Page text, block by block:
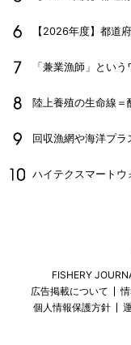
【2026年度】都道
「兼業漁師」とい
陸上養殖の生命線
回収漁網や海洋プ
ハイテクスマート
FISHERY
広告掲載について
個人情報保護方針